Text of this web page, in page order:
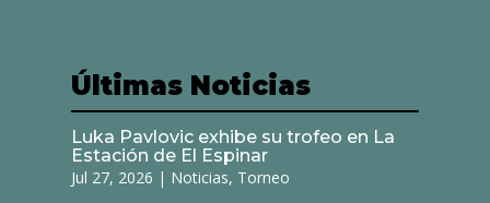
Últimas Noticias
Luka Pavlovic exhibe su trofeo en La
Estación de El Espinar
Jul 27, 2026 | Noticias, Torneo